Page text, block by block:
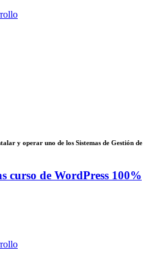
y operar uno de los Sistemas de Gestión de
curso de WordPress 100%